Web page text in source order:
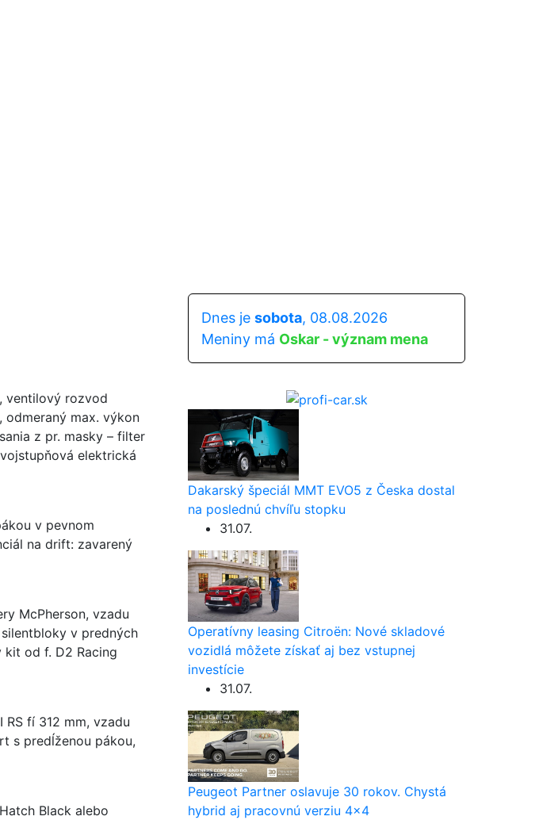
ventilový rozvod
odmeraný max. výkon
z pr. masky – filter
elektrická
v pevnom
na drift: zavarený
McPherson, vzadu
v predných
od f. D2 Racing
fí 312 mm, vzadu
s predĺženou pákou,
Black alebo
Dnes je sobota, 08.08.2026
Meniny má Oskar - význam mena
Dakarský špeciál MMT EVO5 z Česka dostal
na poslednú chvíľu stopku
31.07.
Operatívny leasing Citroën: Nové skladové
vozidlá môžete získať aj bez vstupnej
investície
31.07.
Peugeot Partner oslavuje 30 rokov. Chystá
hybrid aj pracovnú verziu 4×4